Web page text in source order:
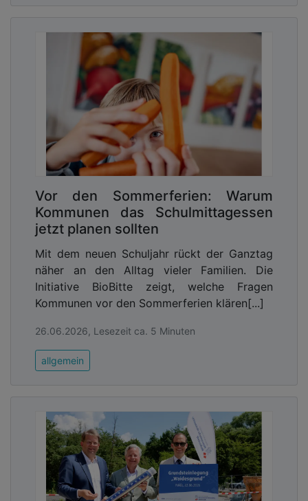
Vor den Sommerferien: Warum
Kommunen das Schulmittagessen
jetzt planen sollten
Mit dem neuen Schuljahr rückt der Ganztag
näher an den Alltag vieler Familien. Die
Initiative BioBitte zeigt, welche Fragen
Kommunen vor den Sommerferien klären[...]
26.06.2026, Lesezeit ca. 5 Minuten
allgemein